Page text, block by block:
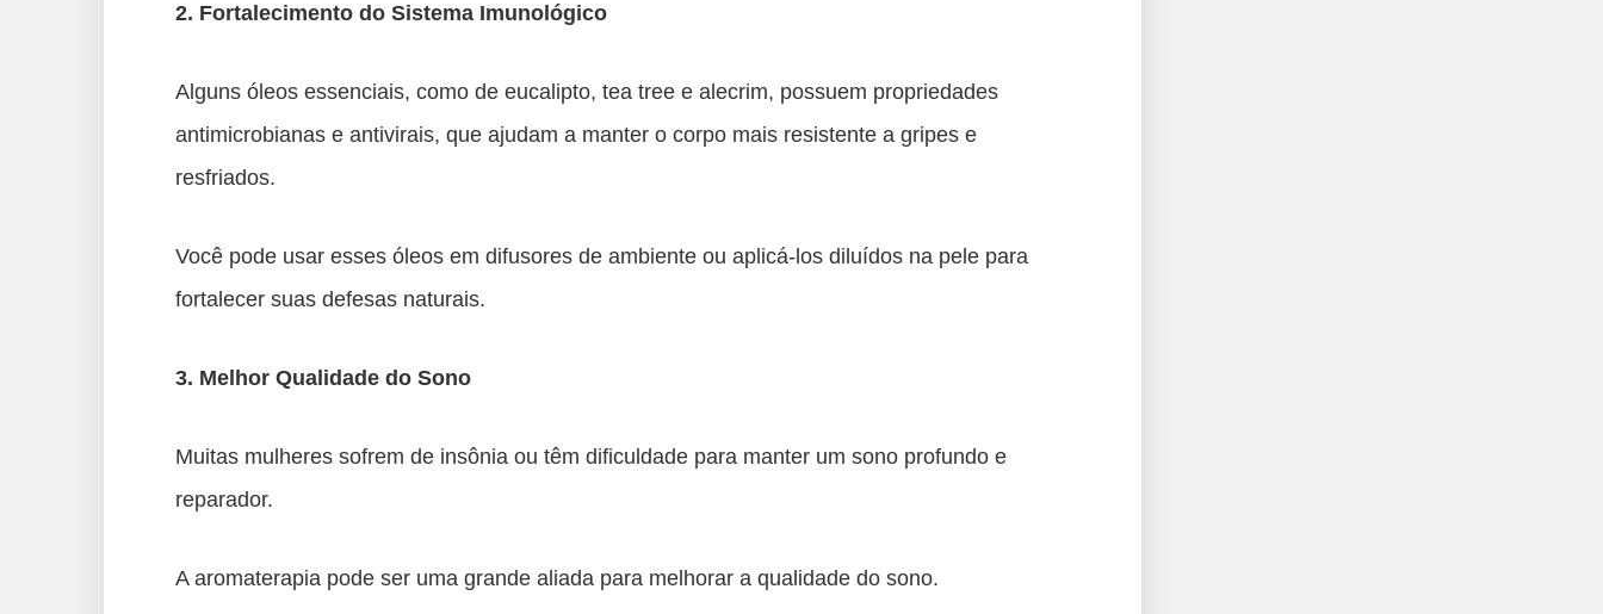
2. Fortalecimento do Sistema Imunológico
Alguns óleos essenciais, como de eucalipto, tea tree e alecrim, possuem propriedades
antimicrobianas e antivirais, que ajudam a manter o corpo mais resistente a gripes e
resfriados.
Você pode usar esses óleos em difusores de ambiente ou aplicá-los diluídos na pele para
fortalecer suas defesas naturais.
3. Melhor Qualidade do Sono
Muitas mulheres sofrem de insônia ou têm dificuldade para manter um sono profundo e
reparador.
A aromaterapia pode ser uma grande aliada para melhorar a qualidade do sono.